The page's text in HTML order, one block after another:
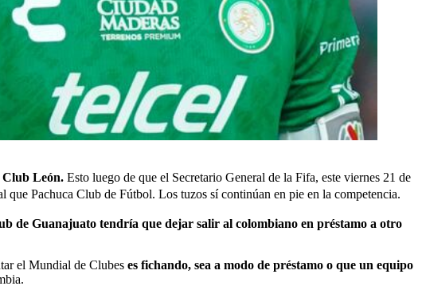
Club León. Esto luego de que el Secretario General de la Fifa, este viernes 21 de
que Pachuca Club de Fútbol. Los tuzos sí continúan en pie en la competencia.
de Guanajuato tendría que dejar salir al colombiano en préstamo a otro
el Mundial de Clubes es fichando, sea a modo de préstamo o que un equipo